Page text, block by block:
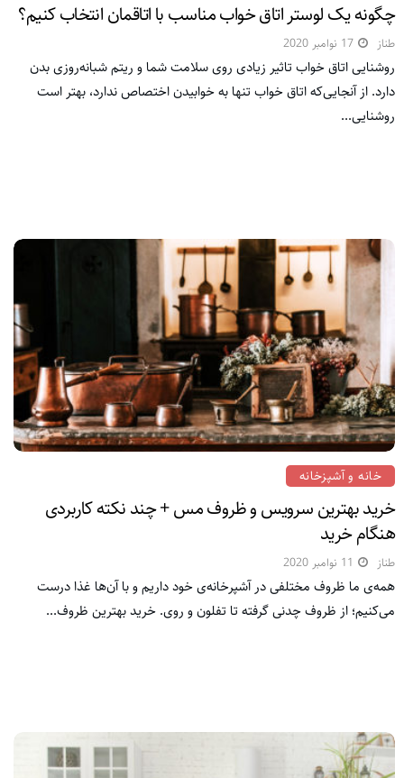
چگونه یک لوستر اتاق خواب مناسب با اتاقمان انتخاب کنیم؟
طناز 17 نوامبر 2020
روشنایی اتاق خواب تاثیر زیادی روی سلامت شما و ریتم شبانه‌روزی بدن
دارد. از آنجایی‌که اتاق خواب تنها به خوابیدن اختصاص ندارد، بهتر است
روشنایی...
خانه و آشپزخانه
خرید بهترین سرویس و ظروف مس + چند نکته کاربردی
هنگام خرید
طناز 11 نوامبر 2020
همه‌ی ما ظروف مختلفی در آشپرخانه‌ی خود داریم و با آن‌ها غذا درست
می‌کنیم؛ از ظروف چدنی گرفته تا تفلون و روی. خرید بهترین ظروف...